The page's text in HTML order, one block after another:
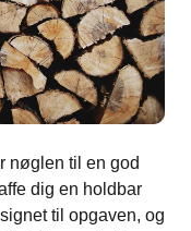
nøglen til en god
dig en holdbar
til opgaven, og